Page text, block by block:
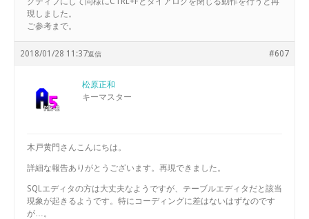
現しました。
ご参考まで。
2018/01/28 11:37 #607
返信
松原正和
キーマスター
木戸黄門さんこんにちは。
詳細な報告ありがとうございます。再現できました。
SQLエディタの方は大丈夫なようですが、テーブルエディタだと該当
現象が起きるようです。特にコーディングに差はないはずなのです
が…。